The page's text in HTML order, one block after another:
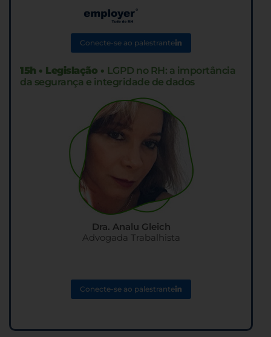
Conecte-se ao palestrante
15h • Legislação • LGPD no RH: a importância
da segurança e integridade de dados
Dra. Analu Gleich
Advogada Trabalhista
Conecte-se ao palestrante